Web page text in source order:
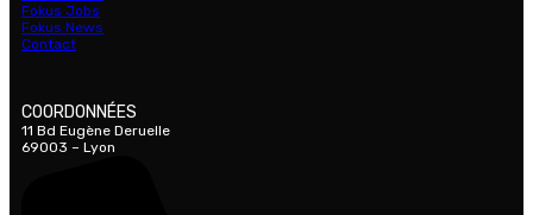
Fokus Jobs
Fokus News
Contact
COORDONNÉES
11 Bd Eugène Deruelle
69003 – Lyon